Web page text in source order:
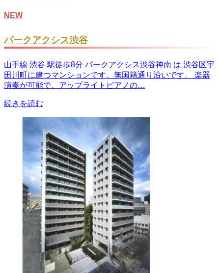
NEW
パークアクシス渋谷
山手線 渋谷 駅徒歩8分 パークアクシス渋谷神南 は 渋谷区宇
田川町に建つマンションです。無国籍通り沿いです。 楽器
演奏が可能で、アップライトピアノの…
続きを読む